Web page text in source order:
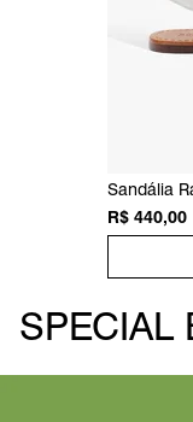
Sandália
R$ 440,00
SPECIAL